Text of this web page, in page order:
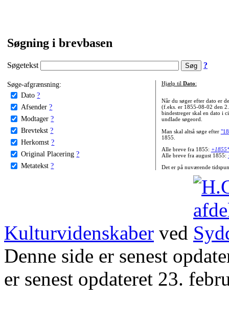
Søgning i brevbasen
Søgetekst ?
Søge-afgrænsning:
Dato ?
Afsender ?
Modtager ?
Brevtekst ?
Herkomst ?
Original Placering ?
Metatekst ?
Hjælp til Dato:
Når du søger efter dato er
(f.eks. er 1855-08-02 den
bindestreger skal en dato i
undlade søgeord.
Man skal altså søge efter
1855.
Alle breve fra 1855:
Alle breve fra august 1855:
Det er på nuværende
Kulturvidenskaber ved
Denne side er senest
er senest opdateret 23.